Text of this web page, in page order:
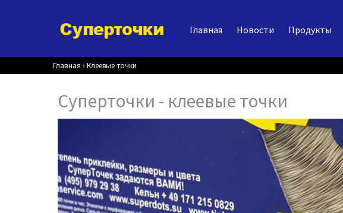
Главная Новости Продукты
Главная › Клеевые точки
Суперточки - клеевые точки